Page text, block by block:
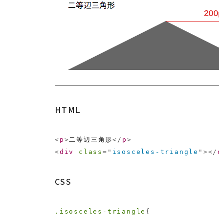
HTML
< p > 二等辺三角形</ p >
<div class= " isosceles-triangle " > </
CSS
.isosceles-triangle {